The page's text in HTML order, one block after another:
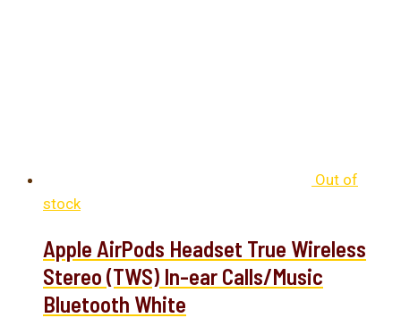
Out of
stock
Apple AirPods Headset True Wireless
Stereo (TWS) In-ear Calls/Music
Bluetooth White